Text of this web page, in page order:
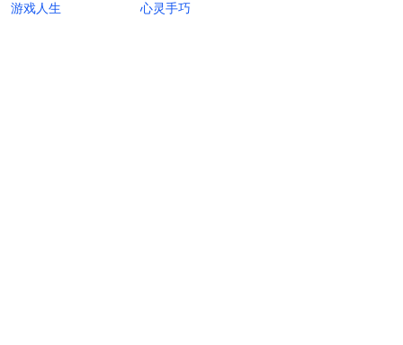
游戏人生
心灵手巧